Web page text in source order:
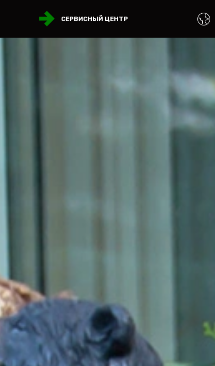
СЕРВИСНЫЙ ЦЕНТР